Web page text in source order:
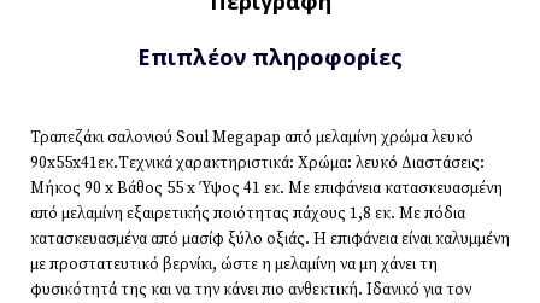
Επιπλέον πληροφορίες
Τραπεζάκι σαλονιού Soul Megapap από μελαμίνη χρώμα λευκό
90x55x41εκ.Τεχνικά χαρακτηριστικά: Χρώμα: λευκό Διαστάσεις:
Μήκος 90 x Βάθος 55 x Ύψος 41 εκ. Με επιφάνεια κατασκευασμένη
από μελαμίνη εξαιρετικής ποιότητας πάχους 1,8 εκ. Με πόδια
κατασκευασμένα από μασίφ ξύλο οξιάς. Η επιφάνεια είναι καλυμμένη
με προστατευτικό βερνίκι, ώστε η μελαμίνη να μη χάνει τη
φυσικότητά της και να την κάνει πιο ανθεκτική. Ιδανικό για τον